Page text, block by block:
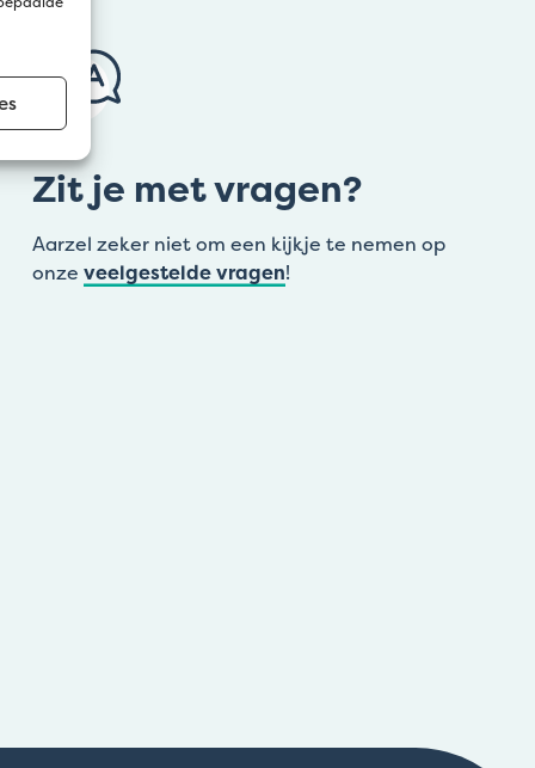
Zit je met vragen?
Aarzel zeker niet om een kijkje te nemen op
onze veelgestelde vragen!